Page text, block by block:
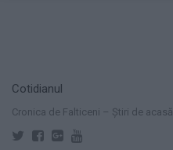
Cotidianul
Cronica de Falticeni – Știri de acasă